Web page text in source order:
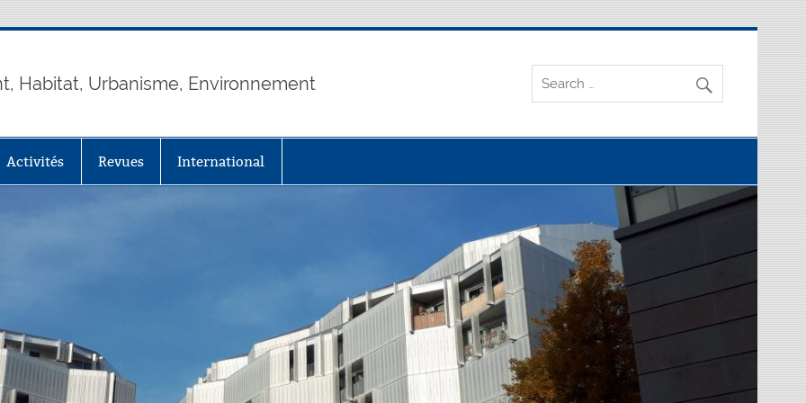
Habitat, Urbanisme, Environnement
Activités Revues International